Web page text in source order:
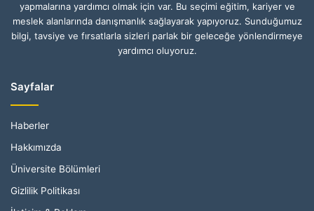
yapmalarına yardımcı olmak için var. Bu seçimi eğitim, kariyer ve
meslek alanlarında danışmanlık sağlayarak yapıyoruz. Sunduğumuz
bilgi, tavsiye ve fırsatlarla sizleri parlak bir geleceğe yönlendirmeye
yardımcı oluyoruz.
Sayfalar
Haberler
Hakkımızda
Üniversite Bölümleri
Gizlilik Politikası